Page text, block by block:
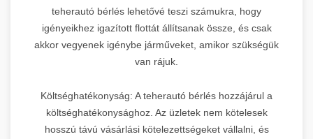
teherautó bérlés lehetővé teszi számukra, hogy
igényeikhez igazított flottát állítsanak össze, és csak
akkor vegyenek igénybe járműveket, amikor szükségük
van rájuk.
Költséghatékonyság: A teherautó bérlés hozzájárul a
költséghatékonysághoz. Az üzletek nem kötelesek
hosszú távú vásárlási kötelezettségeket vállalni, és